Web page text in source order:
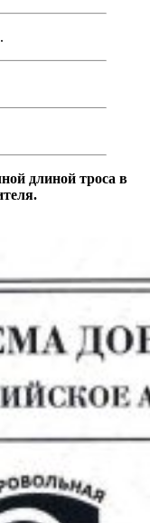
длиной троса в